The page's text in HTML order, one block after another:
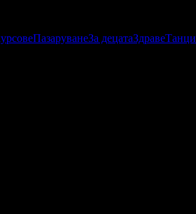
ПазаруванеЗа децатаЗдравеТанци